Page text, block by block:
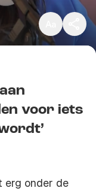
voor iets
erg onder de